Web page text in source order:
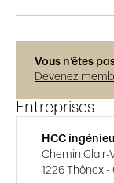
Vous n’êtes
Devenez
Entreprises
HCC
Chemin Clair-
1226 Thônex -